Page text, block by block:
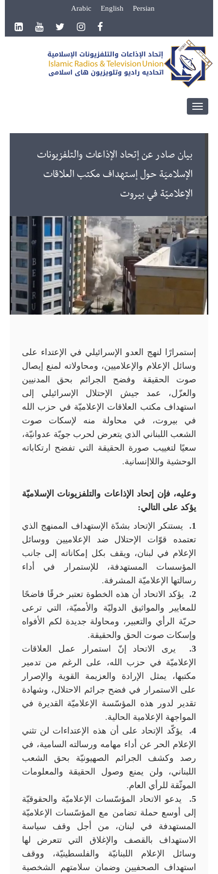
Arabic English Persian
Toggle
بيان صادر عن إتحاد الإذاعات والتلفزيونات
الإسلاميَة حول إستهداف مكتب العلاقات
الإعلاميّة في بيروت
إستمرارًا لنهج العدو الإسرائيلي في الإعتداء على
وسائل الإعلام والإعلاميين، ومحاولاته لمنع إيصال
صوت الحقيقة وفضح الجرائم بحق المدنيين
والعزّل، عمد جيش الإحتلال الإسرائيلي إلى
استهداف مكتب العلاقات الإعلاميّة في حزب الله
في بيروت، في محاولة منه لإسكات صوت
الشعب اللبناني الذي يتعرض لحرب جويّة عدوانيّة،
سعيًا لتغييب صورة الحقيقة التي تفضح ارتكاباته
الوحشية واللاإنسانية.
وعليه، فإن إتحاد الإذاعات والتلفزيونات الإسلاميّة
يؤكد على التالي:
1.
يستنكر الإتحاد بشدّة الإستهداف الممنهج الذي
تعتمده قوّات الإحتلال ضد الإعلاميين ووسائل
الإعلام في لبنان، ويقف بكل إمكاناته إلى جانب
المؤسسات المستهدفة، للإستمرار في أداء
رسالتها الإعلاميّة المشرفة.
2.
يؤكد الاتحاد أن هذه الخطوة تعتبر خرقًا فاضحًا
للمعايير والمواثيق الدوليّة والأمميّة، التي ترعى
حريّة الرأي والتعبير، ومحاولة جديدة لكم الأفواه
وإسكات صوت الحق والحقيقة.
3.
يرى الاتحاد إنّ استمرار عمل العلاقات
الإعلاميّة في حزب الله، على الرغم من تدمير
مكتبها، يمثل الإرادة والعزيمة القوية والإصرار
على الاستمرار في فضح جرائم الاحتلال، وشهادة
تقدير لدور هذه المؤسّسة الإعلاميّة القديرة في
المواجهة الإعلامية الحالية.
4.
يؤكّد الإتحاد على أن هذه الإعتداءات لن تثني
الإعلام الحر عن أداء مهامه ورسالته السامية، في
رصد وكشف الجرائم الصهيونيّة بحق الشعب
اللبناني، ولن يمنع وصول الحقيقة والمعلومات
الموثّقة للرأي العام.
5.
يدعو الاتحاد المؤسّسات الإعلاميّة والحقوقيّة
إلى أوسع حملة تضامن مع المؤسّسات الإعلاميّة
المستهدفة في لبنان، من أجل وقف سياسة
الاستهداف بالقصف والإغلاق التي تتعرض لها
وسائل الإعلام اللبنانيّة والفلسطينيّة، ووقف
استهداف الصحفيين وضمان سلامتهم الشخصية